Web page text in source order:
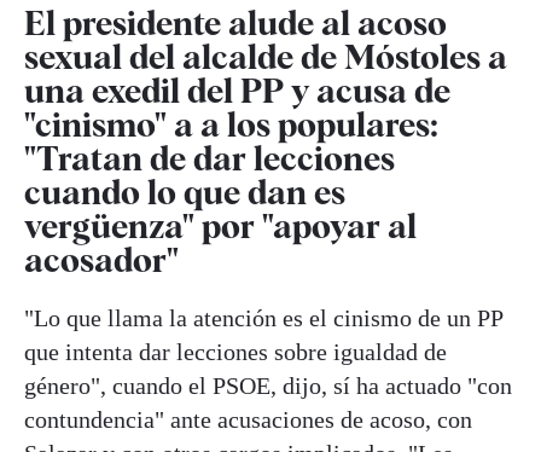
El presidente alude al acoso
sexual del alcalde de Móstoles a
una exedil del PP y acusa de
"cinismo" a a los populares:
"Tratan de dar lecciones
cuando lo que dan es
vergüenza" por "apoyar al
acosador"
"Lo que llama la atención es el cinismo de un PP
que intenta dar lecciones sobre igualdad de
género", cuando el PSOE, dijo, sí ha actuado "con
contundencia" ante acusaciones de acoso, con